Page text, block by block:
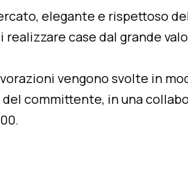
elegante e rispettoso
realizzare case dal grande
vengono svolte in
committente, in una